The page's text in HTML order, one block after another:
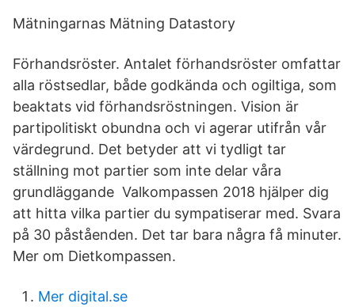
Mätningarnas Mätning Datastory
Förhandsröster. Antalet förhandsröster omfattar
alla röstsedlar, både godkända och ogiltiga, som
beaktats vid förhandsröstningen. Vision är
partipolitiskt obundna och vi agerar utifrån vår
värdegrund. Det betyder att vi tydligt tar
ställning mot partier som inte delar våra
grundläggande Valkompassen 2018 hjälper dig
att hitta vilka partier du sympatiserar med. Svara
på 30 påståenden. Det tar bara några få minuter.
Mer om Dietkompassen.
Mer digital.se